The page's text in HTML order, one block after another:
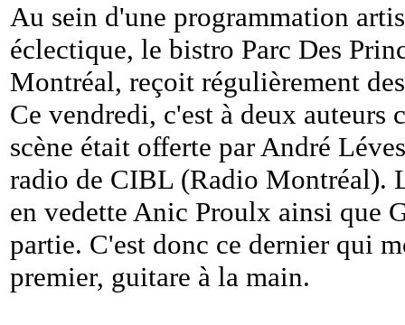
Au sein d'une programmation
éclectique, le bistro Parc Des
Montréal, reçoit régulièrement
Ce vendredi, c'est à deux auteurs
scène était offerte par André
radio de CIBL (Radio Montréal).
en vedette Anic Proulx ainsi que
partie. C'est donc ce dernier qui
premier, guitare à la main.